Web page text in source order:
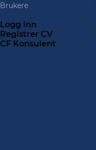
Brukere
Logg inn
Registrer CV
CF Konsulent